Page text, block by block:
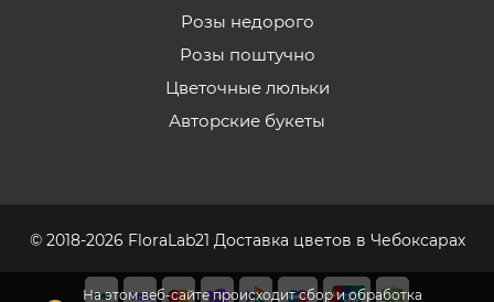
На этом веб-сайте происходит сбор и обработка
Розы недорого
Розы поштучно
Цветочные люльки
Авторские букеты
© 2018-2026 FloraLab21 Доставка цветов в Чебоксарах